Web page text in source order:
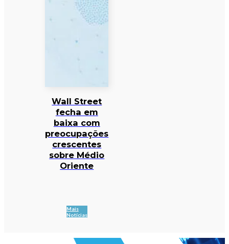
Wall Street
fecha em
baixa com
preocupações
crescentes
sobre Médio
Oriente
Mais
Notícias